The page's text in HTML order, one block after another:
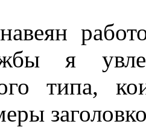
я
типа,